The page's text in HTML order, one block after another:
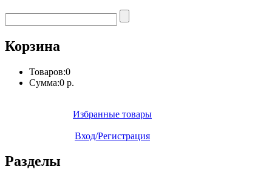
Корзина
Товаров:0
Сумма:0 р.
Избранные товары
Вход/Регистрация
Разделы